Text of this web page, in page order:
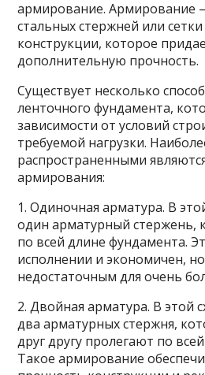
армирование. Армирование
стальных стержней или
конструкции, которое
дополнительную прочность.
Существует несколько
ленточного фундамента,
зависимости от условий
требуемой нагрузки.
распространенными
армирования:
1. Одиночная арматура. В
один арматурный стержень,
по всей длине фундамента.
исполнении и экономичен,
недостаточным для очень
2. Двойная арматура. В этой
два арматурных стержня,
друг другу пролегают по
Такое армирование